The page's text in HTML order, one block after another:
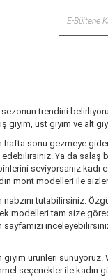
trendini
giyim, üst giyim ve alt
hafta sonu gezmeye
Ya da
seviyorsanız kadı
mont modelleri ile
tutabilirsiniz.
modelleri tam size
ürünleri
seçenekler ile kadın